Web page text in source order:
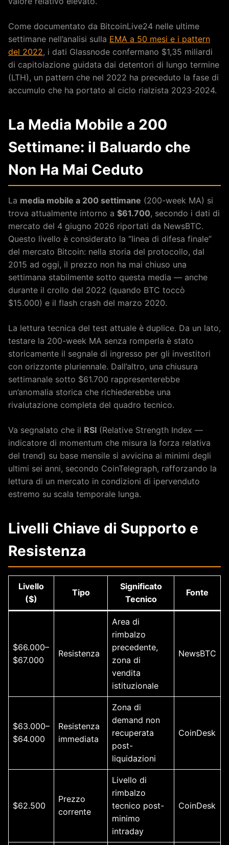
Come documentato da BitcoinLive24 nelle ultime
settimane nell’analisi sulla EMA a 50 mesi e i pattern
del 2022, i dati Glassnode confermano $1,35 miliardi
di capitolazione guidata dai detentori di lungo termine
(LTH), un pattern che nel 2022 ha preceduto la fase di
accumulo che ha portato al ciclo rialzista 2023-2024.
La Media Mobile a 200
Settimane: il Baluardo che
Non Ha Mai Ceduto
La media mobile a 200 settimane (200-week MA) si
trova attualmente intorno a $61.700, secondo i dati di
mercato del 4 giugno 2026 riportati da NewsBTC.
Questo livello è considerato la “linea di difesa finale”
del mercato Bitcoin: nella storia del protocollo, dal
2015 ad oggi, il prezzo non ha mai chiuso una
settimana stabilmente sotto questa media — anche
durante il crollo del 2022 (quando BTC toccò
$15.000) e il flash crash del marzo 2020.
La lettura tecnica del test attuale è duplice. Da un lato,
testare la 200-week MA senza romperla è stato
storicamente il segnale di ingresso per gli investitori
con orizzonte pluriennale. Dall’altro, una chiusura
settimanale sotto $61.700 rappresenterebbe
un’anomalia storica che richiederebbe una
rivalutazione completa del quadro tecnico.
Va segnalato che il RSI (Relative Strength Index —
indicatore di momentum che misura la forza relativa
del trend) su base mensile si avvicina ai minimi degli
ultimi sei anni, secondo CoinTelegraph, rafforzando la
lettura di un mercato in condizioni di ipervenduto
estremo su scala temporale lunga.
Livelli Chiave di Supporto e
Resistenza
Livello
($)
Tipo
Significato
Tecnico
Fonte
$66.000–
$67.000
Resistenza
Area di
rimbalzo
precedente,
zona di
vendita
istituzionale
NewsBTC
$63.000–
$64.000
Resistenza
immediata
Zona di
demand non
recuperata
post-
liquidazioni
CoinDesk
$62.500
Prezzo
corrente
Livello di
rimbalzo
tecnico post-
minimo
intraday
CoinDesk